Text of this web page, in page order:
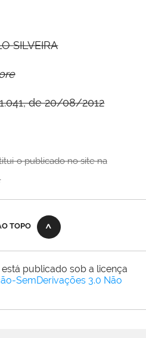
SILVEIRA
de 20/08/2012
o publicado no site na
TOPO
publicado sob a licença
SemDerivações 3.0 Não